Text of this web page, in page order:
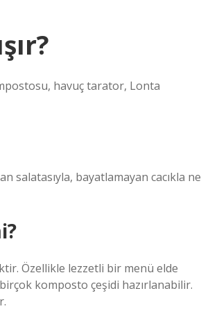
havuç tarator, Lonta
salatasıyla, bayatlamayan cacıkla ne
Özellikle lezzetli bir menü elde
komposto çeşidi hazırlanabilir.